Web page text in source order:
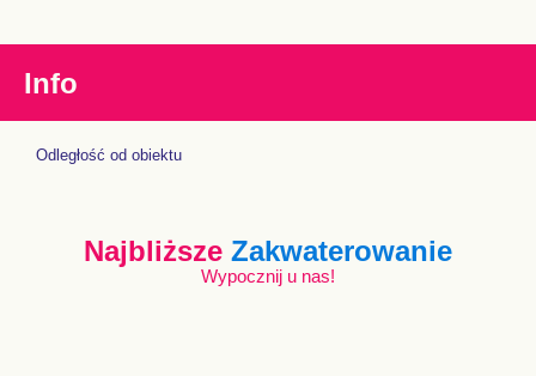
Info
Odległość od obiektu
Najbliższe Zakwaterowanie
Wypocznij u nas!